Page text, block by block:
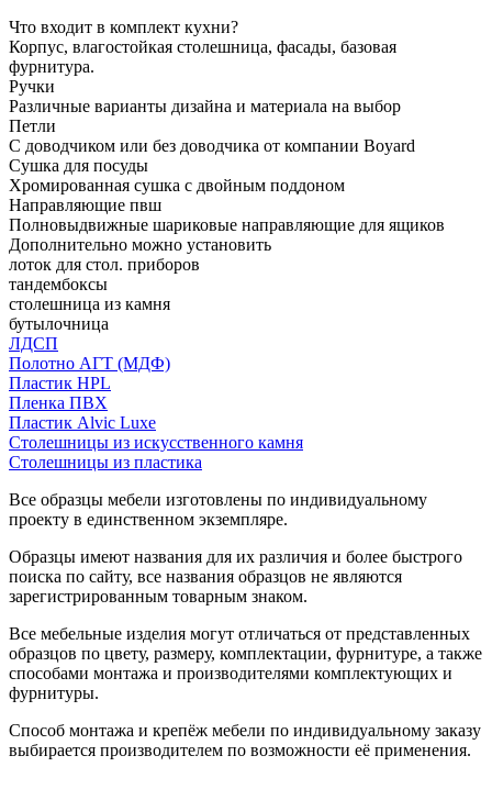
Что входит в комплект кухни?
Корпус, влагостойкая столешница, фасады, базовая
фурнитура.
Ручки
Различные варианты дизайна и материала на выбор
Петли
С доводчиком или без доводчика от компании Boyard
Сушка для посуды
Хромированная сушка с двойным поддоном
Направляющие пвш
Полновыдвижные шариковые направляющие для ящиков
Дополнительно можно установить
лоток для стол. приборов
тандембоксы
столешница из камня
бутылочница
ЛДСП
Полотно АГТ (МДФ)
Пластик HPL
Пленка ПВХ
Пластик Alvic Luxe
Столешницы из искусственного камня
Столешницы из пластика
Все образцы мебели изготовлены по индивидуальному
проекту в единственном экземпляре.
Образцы имеют названия для их различия и более быстрого
поиска по сайту, все названия образцов не являются
зарегистрированным товарным знаком.
Все мебельные изделия могут отличаться от представленных
образцов по цвету, размеру, комплектации, фурнитуре, а также
способами монтажа и производителями комплектующих и
фурнитуры.
Способ монтажа и крепёж мебели по индивидуальному заказу
выбирается производителем по возможности её применения.